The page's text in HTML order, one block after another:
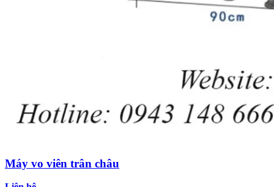
Máy vo viên trân châu